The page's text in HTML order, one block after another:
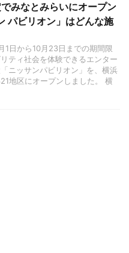
みなとみらいにオープン
パビリオン」はどんな施
1日から10月23日までの期間限
ティ社会を体験できるエンター
ニッサンパビリオン」を、横浜
地区にオープンしました。 横